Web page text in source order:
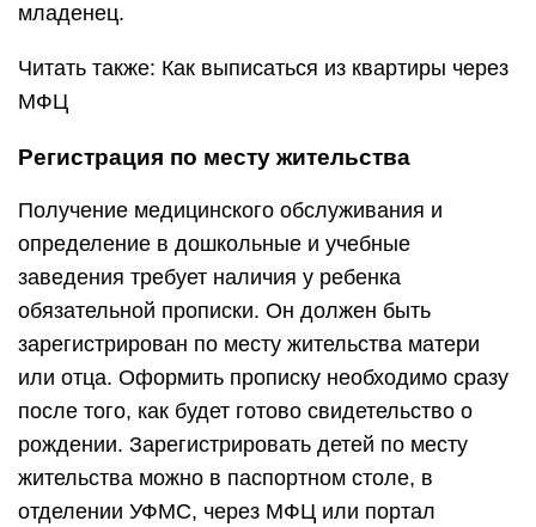
младенец.
Читать также: Как выписаться из квартиры через
МФЦ
Регистрация по месту жительства
Получение медицинского обслуживания и
определение в дошкольные и учебные
заведения требует наличия у ребенка
обязательной прописки. Он должен быть
зарегистрирован по месту жительства матери
или отца. Оформить прописку необходимо сразу
после того, как будет готово свидетельство о
рождении. Зарегистрировать детей по месту
жительства можно в паспортном столе, в
отделении УФМС, через МФЦ или портал